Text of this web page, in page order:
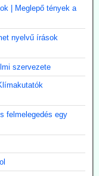
| Meglepő tények a
nyelvű írások
szervezete
felmelegedés egy